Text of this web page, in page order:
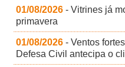
01/08/2026 - Vitrines já
primavera
01/08/2026 - Ventos
Defesa Civil antecipa o